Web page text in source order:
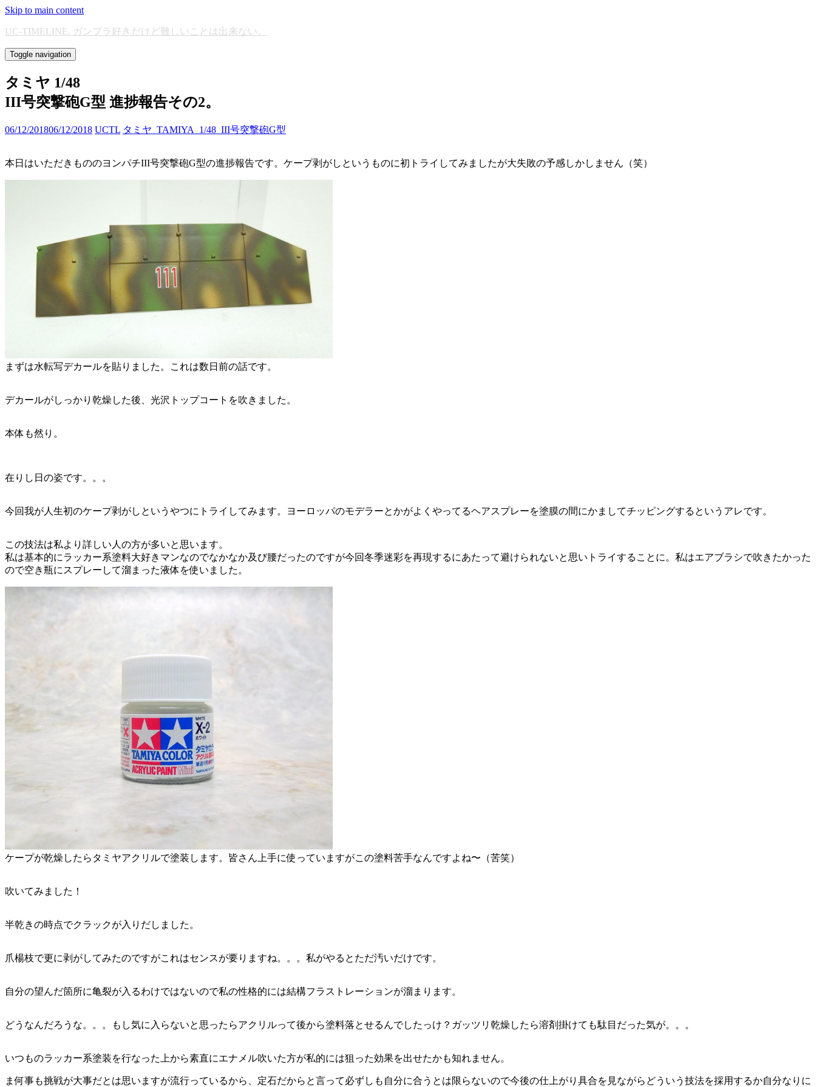
Skip to main content
UC-TIMELINE. ガンプラ好きだけど難しいことは出来ない。
Toggle navigation
タミヤ 1/48
III号突撃砲G型 進捗報告その2。
06/12/201806/12/2018 UCTL タミヤ_TAMIYA_1/48_III号突撃砲G型
本日はいただきもののヨンパチIII号突撃砲G型の進捗報告です。ケープ剥がしというものに初トライしてみましたが大失敗の予感しかしません（笑）
まずは水転写デカールを貼りました。これは数日前の話です。
デカールがしっかり乾燥した後、光沢トップコートを吹きました。
本体も然り。
在りし日の姿です。。。
今回我が人生初のケープ剥がしというやつにトライしてみます。ヨーロッパのモデラーとかがよくやってるヘアスプレーを塗膜の間にかましてチッピングするというアレです。
この技法は私より詳しい人の方が多いと思います。
私は基本的にラッカー系塗料大好きマンなのでなかなか及び腰だったのですが今回冬季迷彩を再現するにあたって避けられないと思いトライすることに。私はエアブラシで吹きたかった
ので空き瓶にスプレーして溜まった液体を使いました。
ケープが乾燥したらタミヤアクリルで塗装します。皆さん上手に使っていますがこの塗料苦手なんですよね〜（苦笑）
吹いてみました！
半乾きの時点でクラックが入りだしました。
爪楊枝で更に剥がしてみたのですがこれはセンスが要りますね。。。私がやるとただ汚いだけです。
自分の望んだ箇所に亀裂が入るわけではないので私の性格的には結構フラストレーションが溜まります。
どうなんだろうな。。。もし気に入らないと思ったらアクリルって後から塗料落とせるんでしたっけ？ガッツリ乾燥したら溶剤掛けても駄目だった気が。。。
いつものラッカー系塗装を行なった上から素直にエナメル吹いた方が私的には狙った効果を出せたかも知れません。
ま何事も挑戦が大事だとは思いますが流行っているから、定石だからと言って必ずしも自分に合うとは限らないので今後の仕上がり具合を見ながらどういう技法を採用するか自分なりに